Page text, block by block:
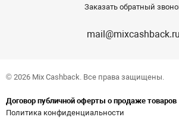
Заказать обратный
mail@mixcashback.ru
© 2026 Mix Cashback. Все права защищены.
Договор публичной оферты о продаже товаров
Политика конфиденциальности